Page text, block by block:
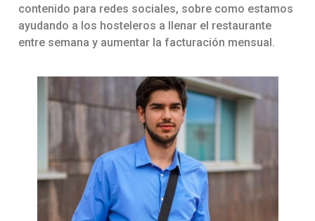
contenido para redes sociales, sobre como estamos
ayudando a los hosteleros a llenar el restaurante
entre semana y aumentar la facturación mensual.